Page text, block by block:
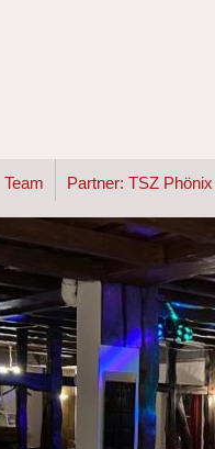
Team Partner: TSZ